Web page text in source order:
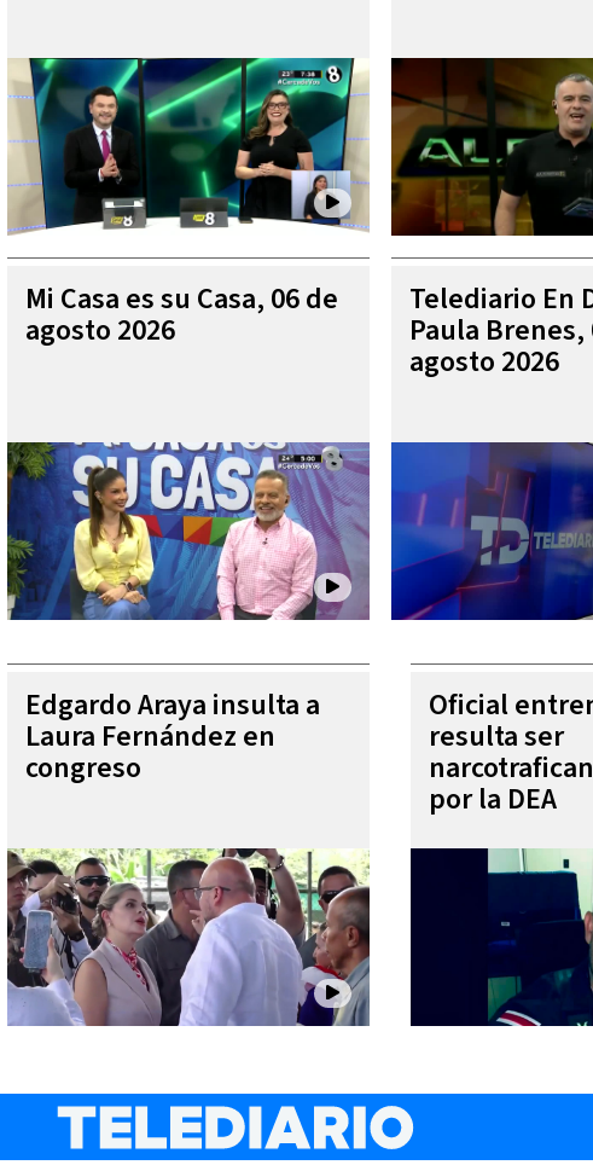
Mi Casa es su Casa, 06 de
agosto 2026
Telediario En
Paula Brenes,
agosto 2026
Edgardo Araya insulta a
Laura Fernández en
congreso
Oficial
resulta ser
por la DEA